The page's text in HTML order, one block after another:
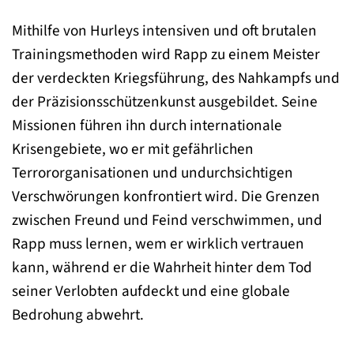
Mithilfe von Hurleys intensiven und oft brutalen
Trainingsmethoden wird Rapp zu einem Meister
der verdeckten Kriegsführung, des Nahkampfs und
der Präzisionsschützenkunst ausgebildet. Seine
Missionen führen ihn durch internationale
Krisengebiete, wo er mit gefährlichen
Terrororganisationen und undurchsichtigen
Verschwörungen konfrontiert wird. Die Grenzen
zwischen Freund und Feind verschwimmen, und
Rapp muss lernen, wem er wirklich vertrauen
kann, während er die Wahrheit hinter dem Tod
seiner Verlobten aufdeckt und eine globale
Bedrohung abwehrt.